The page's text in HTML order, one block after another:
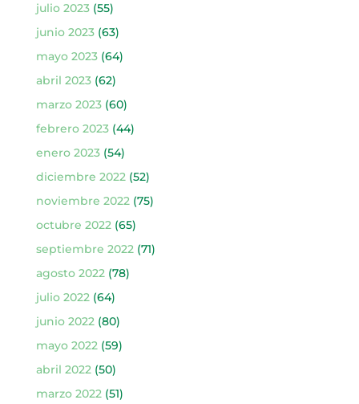
julio 2023(55)
junio 2023(63)
mayo 2023(64)
abril 2023(62)
marzo 2023(60)
febrero 2023(44)
enero 2023(54)
diciembre 2022(52)
noviembre 2022(75)
octubre 2022(65)
septiembre 2022(71)
agosto 2022(78)
julio 2022(64)
junio 2022(80)
mayo 2022(59)
abril 2022(50)
marzo 2022(51)